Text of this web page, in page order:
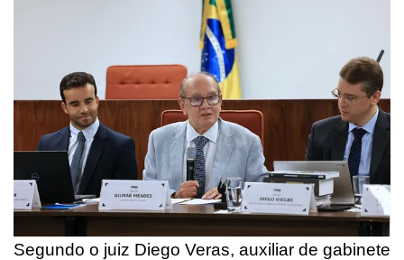
Segundo o juiz Diego Veras, auxiliar de gabinete